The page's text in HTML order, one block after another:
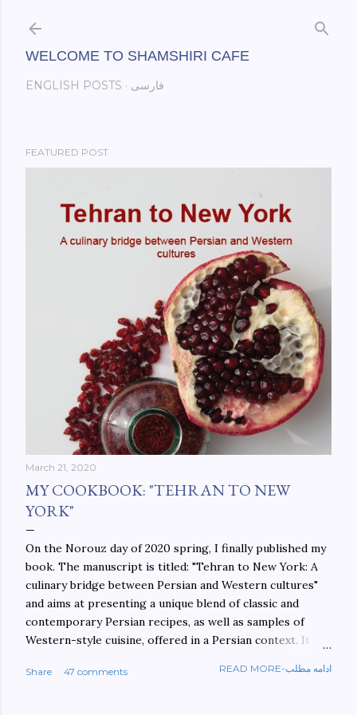
WELCOME TO SHAMSHIRI CAFE
ENGLISH POSTS فارسی
FEATURED POST
March 21, 2020
MY COOKBOOK: "TEHRAN TO NEW
YORK"
On the Norouz day of 2020 spring, I finally published my
book. The manuscript is titled: "Tehran to New York: A
culinary bridge between Persian and Western cultures"
and aims at presenting a unique blend of classic and
contemporary Persian recipes, as well as samples of
Western-style cuisine, offered in a Persian context. It is
walls. This book aims at constructing a bridge between
Share 47 comments READ MORE-ادامه مطلب